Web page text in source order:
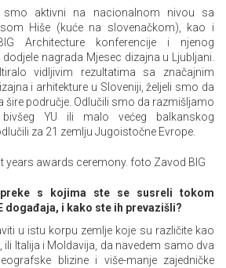
aktivni na nacionalnom nivou sa
Hiše (kuće na slovenačkom), kao i
Architecture konferencije i njenog
nagrada Mjesec dizajna u Ljubljani.
vidljivim rezultatima sa značajnim
i arhitekture u Sloveniji, željeli smo da
šire područje. Odlučili smo da razmišljamo
YU ili malo većeg balkanskog
za 21 zemlju Jugoistočne Evrope.
s kojima ste se susreli tokom
događaja, i kako ste ih prevazišli?
u istu korpu zemlje koje su različite kao
Italija i Moldavija, da navedem samo dva
blizine i više-manje zajedničke